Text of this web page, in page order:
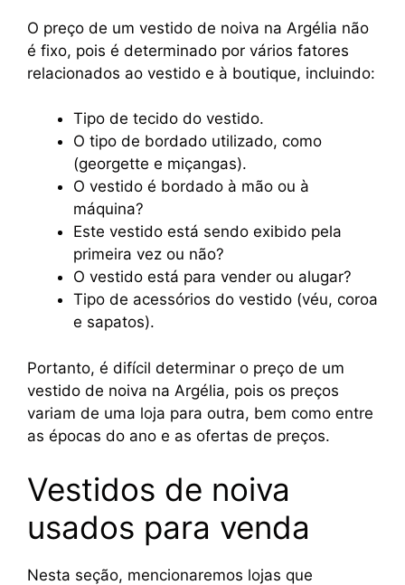
O preço de um vestido de noiva na Argélia não
é fixo, pois é determinado por vários fatores
relacionados ao vestido e à boutique, incluindo:
Tipo de tecido do vestido.
O tipo de bordado utilizado, como
(georgette e miçangas).
O vestido é bordado à mão ou à
máquina?
Este vestido está sendo exibido pela
primeira vez ou não?
O vestido está para vender ou alugar?
Tipo de acessórios do vestido (véu, coroa
e sapatos).
Portanto, é difícil determinar o preço de um
vestido de noiva na Argélia, pois os preços
variam de uma loja para outra, bem como entre
as épocas do ano e as ofertas de preços.
Vestidos de noiva
usados para venda
Nesta seção, mencionaremos lojas que